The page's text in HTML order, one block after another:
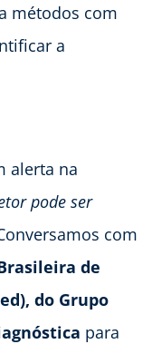
métodos com
a
alerta na
pode ser
com
de
do Grupo
para